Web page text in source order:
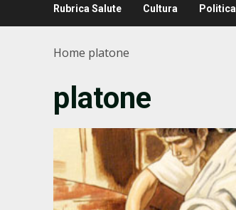
Rubrica Salute Cultura Politica
Home platone
platone